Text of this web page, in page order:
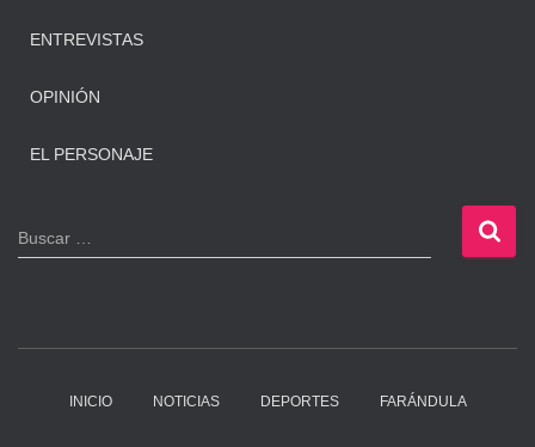
ENTREVISTAS
OPINIÓN
EL PERSONAJE
B
u
Buscar …
INICIO NOTICIAS DEPORTES FARÁNDULA